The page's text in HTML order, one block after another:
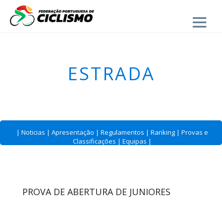
Close
ESTRADA
| Noticias | Apresentação | Regulamentos | Ranking | Provas e
Classificações | Equipas |
PROVA DE ABERTURA DE JUNIORES